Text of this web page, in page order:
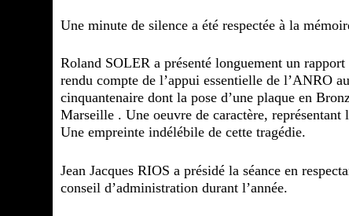
Une minute de silence a été respectée à la
Roland SOLER a présenté longuement un
rendu compte de l’appui essentielle de l’ANRO
cinquantenaire dont la pose d’une plaque en
Marseille . Une oeuvre de caractère, représentant
Une empreinte indélébile de cette tragédie.
Jean Jacques RIOS a présidé la séance en
conseil d’administration durant l’année.